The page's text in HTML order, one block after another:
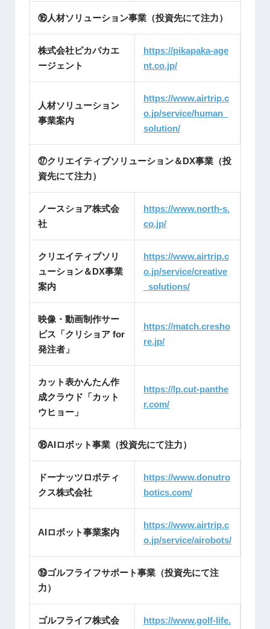
⑯人材ソリューション事業（投資先にて注力）
株式会社ピカパカエ
ージェント
https://pikapaka-age
nt.co.jp/
人材ソリューション
事業案内
https://www.airtrip.c
o.jp/service/human_
solution/
⑰クリエイティブソリューション＆DX事業（投
資先にて注力）
ノースショア株式会
社
https://www.north-s.
co.jp/
クリエイティブソリ
ューション＆DX事業
案内
https://www.airtrip.c
o.jp/service/creative
_solutions/
映像・動画制作サー
ビス「クリショア for
発注者」
https://match.cresho
re.jp/
カット表かんたん作
成クラウド「カット
ウヒョー」
https://lp.cut-panthe
r.com/
⑱AIロボット事業（投資先にて注力）
ドーナッツロボティ
クス株式会社
https://www.donutro
botics.com/
AIロボット事業案内
https://www.airtrip.c
o.jp/service/airobots/
⑲ゴルフライフサポート事業（投資先にて注
力）
ゴルフライフ株式会
https://www.golf-life.